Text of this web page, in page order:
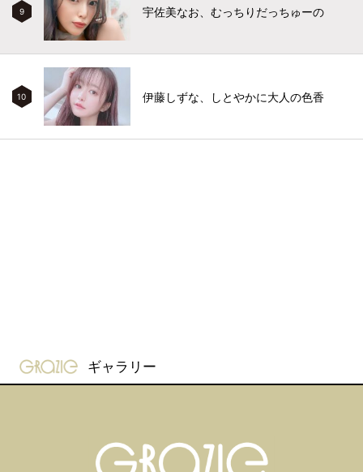
9 宇佐美なお、むっちりだっちゅーの
10 伊藤しずな、しとやかに大人の色香
gravure-grazie
ギャラリー